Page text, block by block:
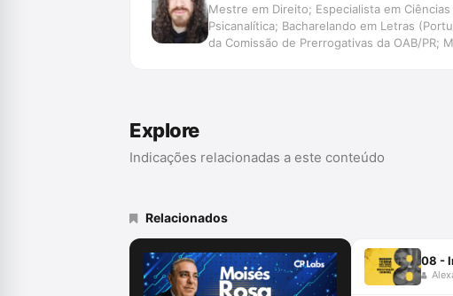
Mestre em Direito; Especialista em
Psicanalítica; Bacharelando em Letras
da Comissão de Prerrogativas da OAB/PR;
Explore
Indicações relacionadas a este conteúdo
Relacionados
08 -